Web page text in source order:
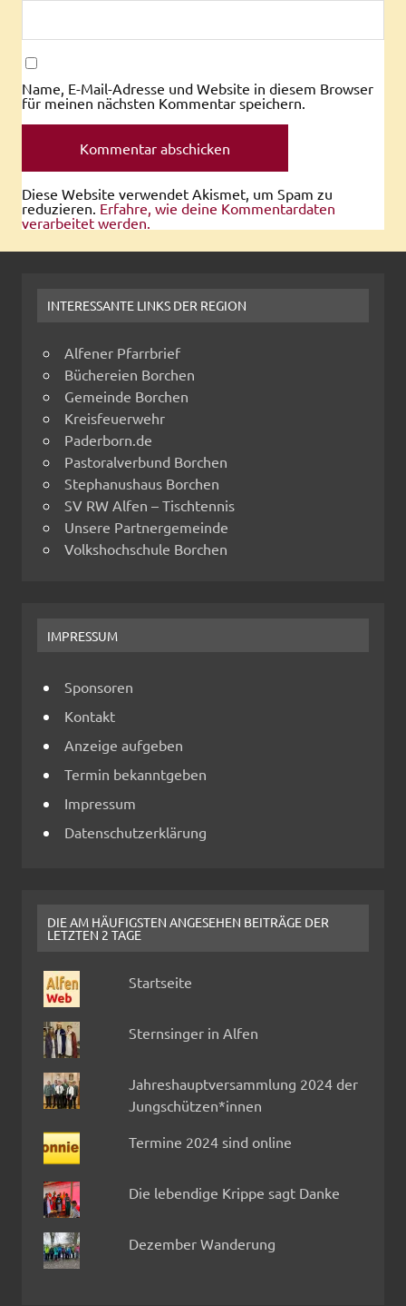
Name, E-Mail-Adresse und Website in diesem Browser
für meinen nächsten Kommentar speichern.
Diese Website verwendet Akismet, um Spam zu
reduzieren. Erfahre, wie deine Kommentardaten
verarbeitet werden.
INTERESSANTE LINKS DER REGION
Alfener Pfarrbrief
Büchereien Borchen
Gemeinde Borchen
Kreisfeuerwehr
Paderborn.de
Pastoralverbund Borchen
Stephanushaus Borchen
SV RW Alfen – Tischtennis
Unsere Partnergemeinde
Volkshochschule Borchen
IMPRESSUM
Sponsoren
Kontakt
Anzeige aufgeben
Termin bekanntgeben
Impressum
Datenschutzerklärung
DIE AM HÄUFIGSTEN ANGESEHEN BEITRÄGE DER
LETZTEN 2 TAGE
Startseite
Sternsinger in Alfen
Jahreshauptversammlung 2024 der
Jungschützen*innen
Termine 2024 sind online
Die lebendige Krippe sagt Danke
Dezember Wanderung